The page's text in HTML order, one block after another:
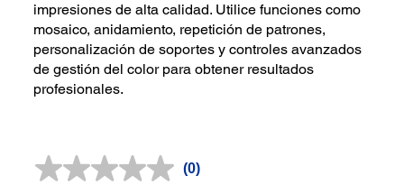
impresiones de alta calidad. Utilice funciones como
mosaico, anidamiento, repetición de patrones,
personalización de soportes y controles avanzados
de gestión del color para obtener resultados
profesionales.
Sin
(0)